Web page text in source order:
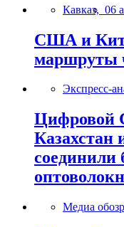
Кавказ, 06
США и
маршруты
Экспресс-
Цифровой
Казахстан
соединили
Медиа